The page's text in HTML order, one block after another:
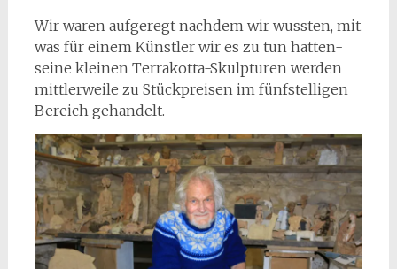
Wir waren aufgeregt nachdem wir wussten, mit
was für einem Künstler wir es zu tun hatten-
seine kleinen Terrakotta-Skulpturen werden
mittlerweile zu Stückpreisen im fünfstelligen
Bereich gehandelt.